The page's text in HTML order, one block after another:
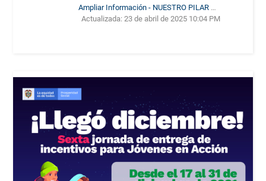
Ampliar Información - NUESTRO PILAR DE
GESTIÓN DE APOYO
Actualizada: 23 de abril de 2025 10:04 PM